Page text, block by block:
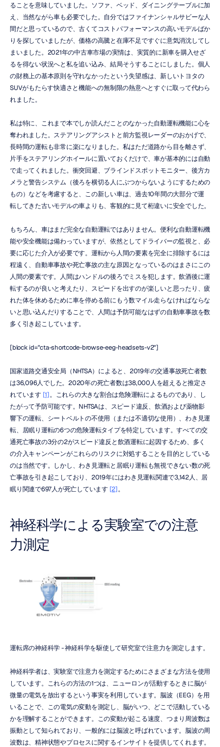
ることを意味していました。ソファ、ベッド、ダイニングテーブルに加
え、当然ながら車も必要でした。自分ではファイナンシャルサビーな人
間だと思っているので、古くてコストパフォーマンスの高いモデルばか
りを探していましたが、価格の高騰と在庫不足ですぐに意気消沈してし
まいました。2021年の中古車市場の実情は、実質的に新車を購入せざ
るを得ない状況へと私を追い込み、結局そうすることにしました。個人
の財務上の基本原則を守れなかったという失望感は、新しいトヨタの
SUVがもたらす快適さと機能への無制限の熱意へとすぐに取って代わら
れました。
私は特に、これまで本でしか読んだことのなかった自動運転機能に心を
奪われました。ステアリングアシストと前方監視レーダーのおかげで、
長時間の運転も非常に楽になりました。私はただ道路から目を離さず、
片手をステアリングホイールに置いておくだけで、車が基本的には自動
で走ってくれました。衝突回避、ブラインドスポットモニター、後方カ
メラと警告システム（後ろを横切る人にぶつからないようにするための
もの）などを考慮すると、この新しい車は、過去10年間の大部分で運
転してきた古いモデルの車よりも、客観的に見て桁違いに安全でした。
もちろん、車はまだ完全な自動運転ではありません。便利な自動運転機
能や安全機能は備わっていますが、依然としてドライバーの監視と、必
要に応じた介入が必要です。運転から人間の要素を完全に排除するには
程遠く、自動車事故や死亡事故の主な原因となっているのはまさにこの
人間の要素です。人間はハンドルの後ろでミスを犯します。飲酒後に運
転するのが良いと考えたり、スピードを出すのが楽しいと思ったり、疲
れた体を休めるために車を停める前にもう数マイル走らなければならな
いと思い込んだりすることで、人間は予防可能なはずの自動車事故を数
多く引き起こしています。
[block id="cta-shortcode-browse-eeg-headsets-v2"]
国家道路交通安全局（NHTSA）によると、2019年の交通事故死亡者数
は36,096人でした。2020年の死亡者数は38,000人を超えると推定さ
れています [1]。これらの大きな割合は危険運転によるものであり、し
たがって予防可能です。NHTSAは、スピード違反、飲酒および薬物影
響下の運転、シートベルトの不使用（または不適切な使用）、わき見運
転、居眠り運転の6つの危険運転タイプを特定しています。すべての交
通死亡事故の3分の2がスピード違反と飲酒運転に起因するため、多く
の介入キャンペーンがこれらのリスクに対処することを目的としている
のは当然です。しかし、わき見運転と居眠り運転も無視できない数の死
亡事故を引き起こしており、2019年にはわき見運転関連で3,142人、居
眠り関連で697人が死亡しています [2]。
神経科学による実験室での注意
力測定
運転席の神経科学 - 神経科学を駆使して研究室で注意力を測定します。
神経科学者は、実験室で注意力を測定するためにさまざまな方法を使用
しています。これらの方法の1つは、ニューロンが活動するときに脳が
微量の電気を放出するという事実を利用しています。脳波（EEG）を用
いることで、この電気の変動を測定し、脳がいつ、どこで活動している
かを理解することができます。この変動が起こる速度、つまり周波数は
振動として知られており、一般的には脳波と呼ばれています。脳波の周
波数は、精神状態やプロセスに関するインサイトを提供してくれます。